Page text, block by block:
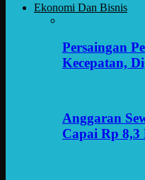
Ekonomi Dan Bisnis
Persaingan
Kecepatan,
Anggaran
Capai Rp